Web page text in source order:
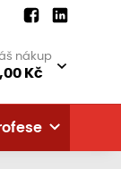
nákup
Kč